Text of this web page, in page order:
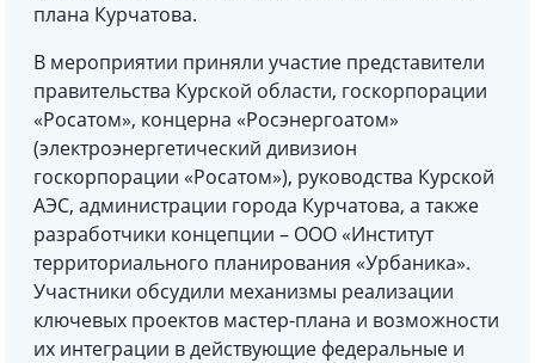
плана Курчатова.
В мероприятии приняли участие представители
правительства Курской области, госкорпорации
«Росатом», концерна «Росэнергоатом»
(электроэнергетический дивизион
госкорпорации «Росатом»), руководства Курской
АЭС, администрации города Курчатова, а также
разработчики концепции – ООО «Институт
территориального планирования «Урбаника».
Участники обсудили механизмы реализации
ключевых проектов мастер-плана и возможности
их интеграции в действующие федеральные и